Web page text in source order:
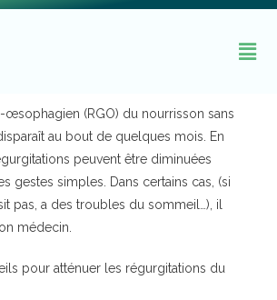
œsophagien (RGO) du nourrisson sans
au bout de quelques mois. En
peuvent être diminuées
gestes simples. Dans certains cas, (si
pas, a des troubles du sommeil…), il
médecin.
pour atténuer les régurgitations du